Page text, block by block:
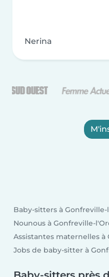
Nerina
Baby-sitters à
Nounous à Gonfreville-
Assistantes maternelles
Jobs de baby-sitter à